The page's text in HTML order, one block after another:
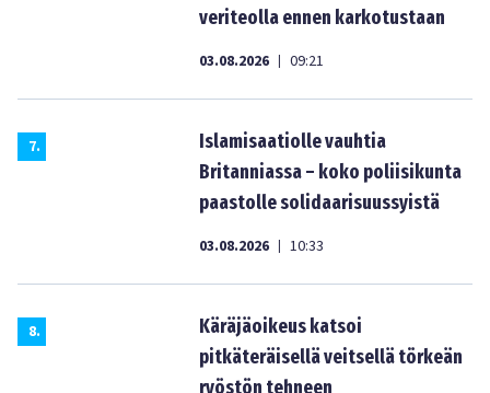
veriteolla ennen karkotustaan
03.08.2026 | 09:21
7.
Islamisaatiolle vauhtia
Britanniassa – koko poliisikunta
paastolle solidaarisuussyistä
03.08.2026 | 10:33
8.
Käräjäoikeus katsoi
pitkäteräisellä veitsellä törkeän
ryöstön tehneen